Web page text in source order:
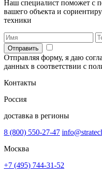
Наш специалист поможет с
вашего объекта и
техники
Отправить
Отправляя форму, я даю
данных в соответствии с
Контакты
Россия
доставка в регионы
8 (800) 550-27-47
Москва
+7 (495) 744-31-52